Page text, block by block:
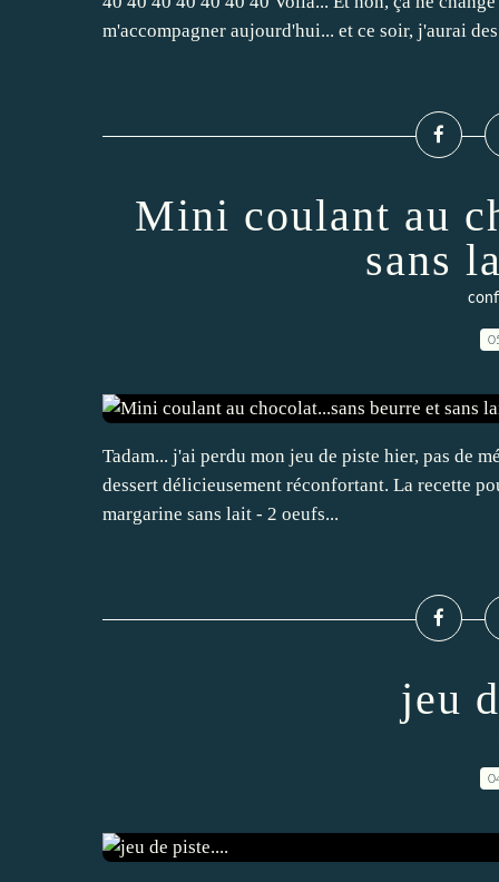
m'accompagner aujourd'hui... et ce soir, j'aurai
Mini coulant au
sans
Tadam... j'ai perdu mon jeu de piste hier, pas de
dessert délicieusement réconfortant. La recette
margarine sans lait - 2 oeufs...
jeu